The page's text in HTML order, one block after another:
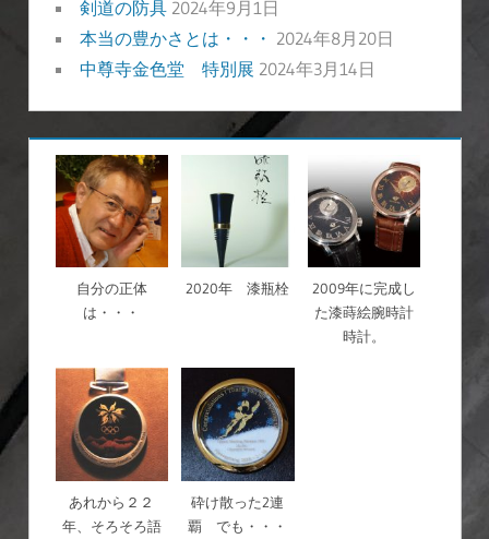
剣道の防具 2024年9月1日
本当の豊かさとは・・・ 2024年8月20日
中尊寺金色堂 特別展 2024年3月14日
自分の正体
は・・・
2020年 漆瓶栓
2009年に完成し
た漆蒔絵腕時計
時計。
あれから２２
年、そろそろ語
砕け散った2連
覇 でも・・・